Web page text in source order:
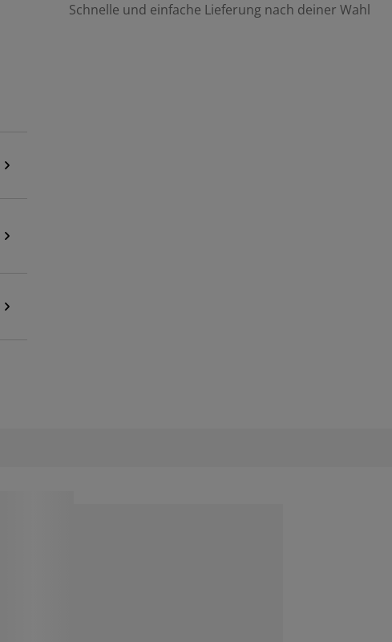
Schnelle und einfache Lieferung nach deiner Wahl